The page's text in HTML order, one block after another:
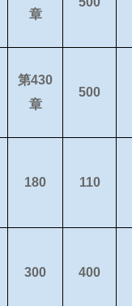
章
第430
章
500
180 110
300 400